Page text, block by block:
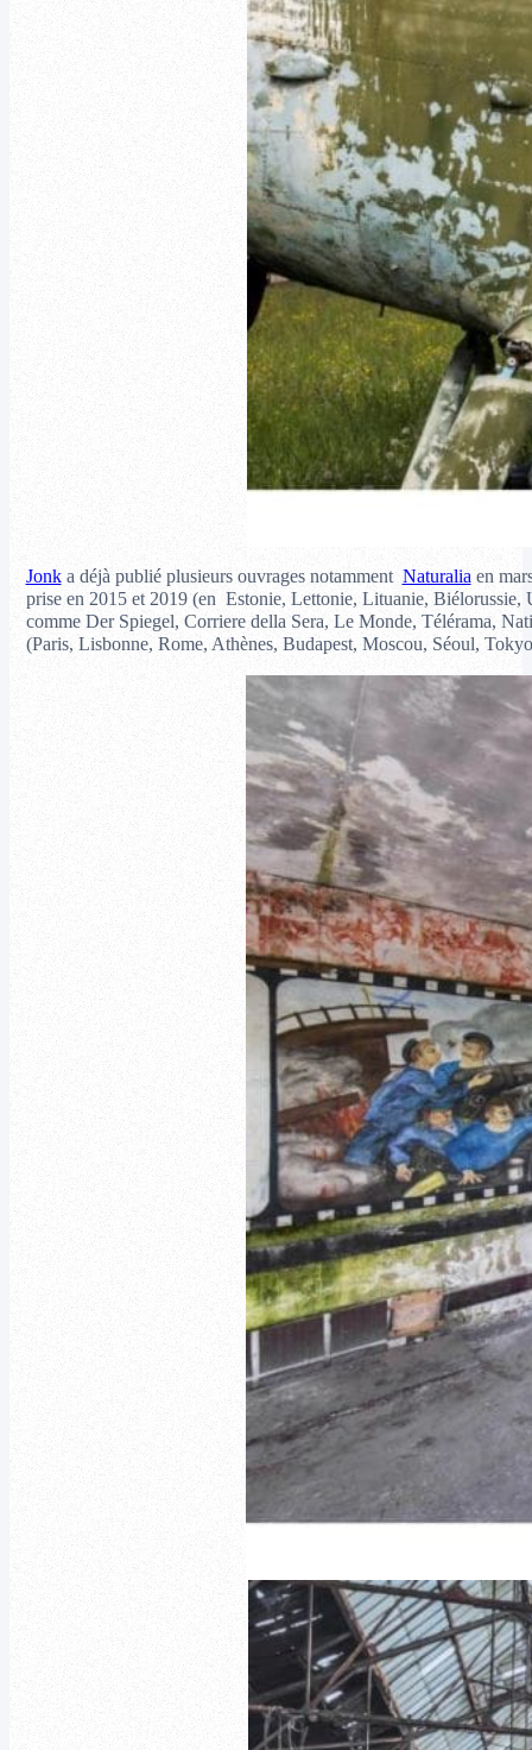
Jonka déjà publié plusieurs ouvrages notamment Naturaliaen
prise en 2015 et 2019 (en Estonie, Lettonie, Lituanie,
comme Der Spiegel, Corriere della Sera, Le Monde, Télérama,
(Paris, Lisbonne, Rome, Athènes, Budapest, Moscou, Séoul,